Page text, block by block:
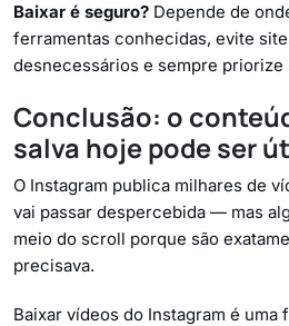
Baixar é seguro? Depende de
ferramentas conhecidas, evite
desnecessários e sempre priorize
Conclusão: o
salva hoje pode ser
O Instagram publica milhares de
vai passar despercebida — mas
meio do scroll porque são
precisava.
Baixar vídeos do Instagram é uma